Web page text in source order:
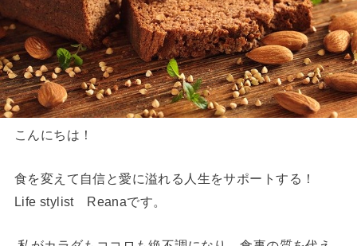
こんにちは！
食を変えて自信と愛に溢れる人生をサポートする！
Life stylist Reanaです。